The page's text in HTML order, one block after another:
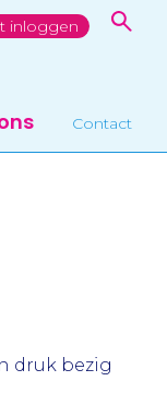
inloggen
Contact
druk bezig